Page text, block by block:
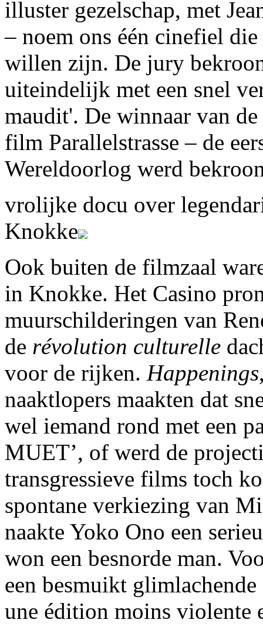
illuster gezelschap, met
– noem ons één cinefiel
willen zijn. De jury
uiteindelijk met een snel
maudit'. De winnaar van
film Parallelstrasse – de
Wereldoorlog werd
vrolijke docu over
Knokke
Ook buiten de filmzaal
in Knokke. Het Casino
muurschilderingen van
de révolution culturelle
voor de rijken. Happenings
naaktlopers maakten dat
wel iemand rond met een
MUET’, of werd de
transgressieve films toch
spontane verkiezing van
naakte Yoko Ono een
won een besnorde man.
een besmuikt
une édition moins violente